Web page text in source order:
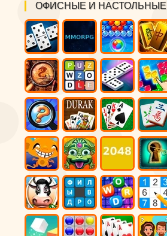
ОФИСНЫЕ И НАСТОЛЬНЫЕ